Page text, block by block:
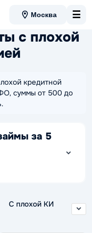
Москва ☰
с плохой
кредитной
суммы от 500 до
за 5
С плохой КИ